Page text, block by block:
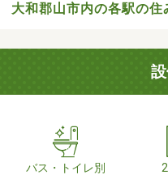
大和郡山市内の各駅の住
バス・トイレ別